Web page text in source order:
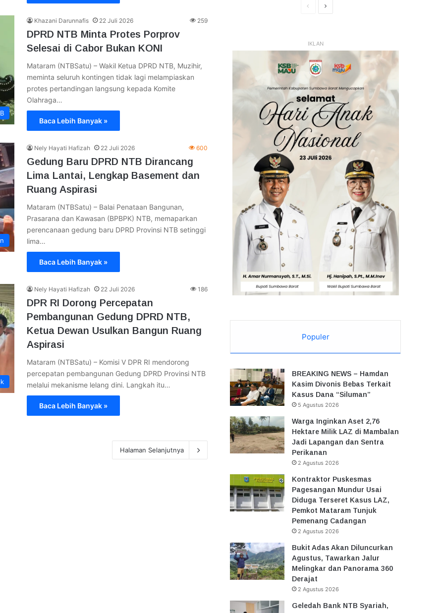
Khazani Darunnafis 22 Juli 2026 259
DPRD NTB Minta Protes Porprov
Selesai di Cabor Bukan KONI
Mataram (NTBSatu) – Wakil Ketua DPRD NTB, Muzihir,
meminta seluruh kontingen tidak lagi melampiaskan
protes pertandingan langsung kepada Komite
Olahraga…
Baca Lebih Banyak »
Nely Hayati Hafizah 22 Juli 2026 600
Gedung Baru DPRD NTB Dirancang
Lima Lantai, Lengkap Basement dan
Ruang Aspirasi
Mataram (NTBSatu) – Balai Penataan Bangunan,
Prasarana dan Kawasan (BPBPK) NTB, memaparkan
perencanaan gedung baru DPRD Provinsi NTB setinggi
lima…
Baca Lebih Banyak »
Nely Hayati Hafizah 22 Juli 2026 186
DPR RI Dorong Percepatan
Pembangunan Gedung DPRD NTB,
Ketua Dewan Usulkan Bangun Ruang
Aspirasi
Mataram (NTBSatu) – Komisi V DPR RI mendorong
percepatan pembangunan Gedung DPRD Provinsi NTB
melalui mekanisme lelang dini. Langkah itu…
Baca Lebih Banyak »
Halaman Selanjutnya
HalamanHalaman
IKLAN
Populer
BREAKING NEWS – Hamdan
Kasim Divonis Bebas Terkait
Kasus Dana “Siluman”
5 Agustus 2026
Warga Inginkan Aset 2,76
Hektare Milik LAZ di Mambalan
Jadi Lapangan dan Sentra
Perikanan
2 Agustus 2026
Kontraktor Puskesmas
Pagesangan Mundur Usai
Diduga Terseret Kasus LAZ,
Pemkot Mataram Tunjuk
Pemenang Cadangan
2 Agustus 2026
Bukit Adas Akan Diluncurkan
Agustus, Tawarkan Jalur
Melingkar dan Panorama 360
Derajat
2 Agustus 2026
Geledah Bank NTB Syariah,